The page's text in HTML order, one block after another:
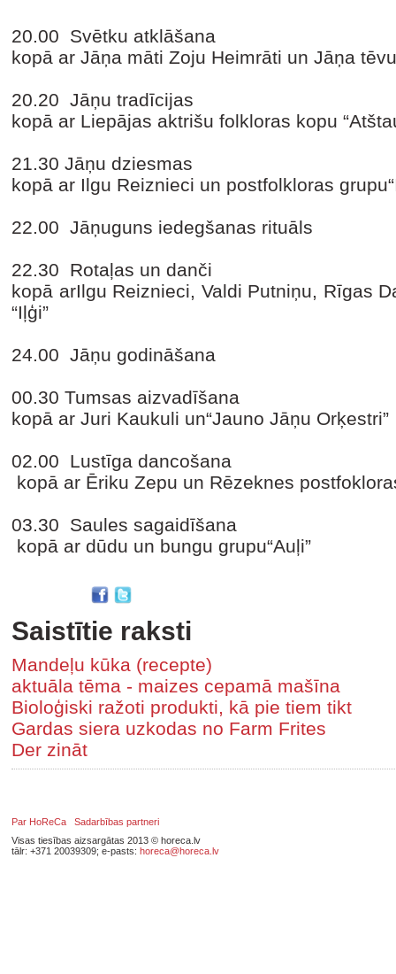
20.00
Svētku atklāšana
kopā ar Jāņa māti Zoju Heimrāti un Jāņa
20.20 Jāņu tradīcijas
kopā ar Liepājas aktrišu folkloras kopu
21.30 Jāņu dziesmas
kopā ar Ilgu Reiznieci un postfolkloras
22.00 Jāņuguns iedegšanas rituāls
22.30
Rotaļas un danči
kopā arIlgu Reiznieci, Valdi Putniņu, Rīgas
“Iļģi”
24.00 Jāņu godināšana
00.30 Tumsas aizvadīšana
kopā ar Juri Kaukuli un“Jauno Jāņu Orķestri”
02.00
Lustīga dancošana
kopā ar Ēriku Zepu un Rēzeknes
03.30
Saules sagaidīšana
kopā ar dūdu un bungu grupu“Auļi”
Saistītie raksti
Mandeļu kūka (recepte)
aktuāla tēma - maizes cepamā mašīna
Bioloģiski ražoti produkti, kā pie tiem tikt
Gardas siera uzkodas no Farm Frites
Der zināt
Par HoReCa
Sadarbības partneri
Visas tiesības aizsargātas 2013 © horeca.lv
tālr: +371 20039309; e-pasts: horeca@horeca.lv